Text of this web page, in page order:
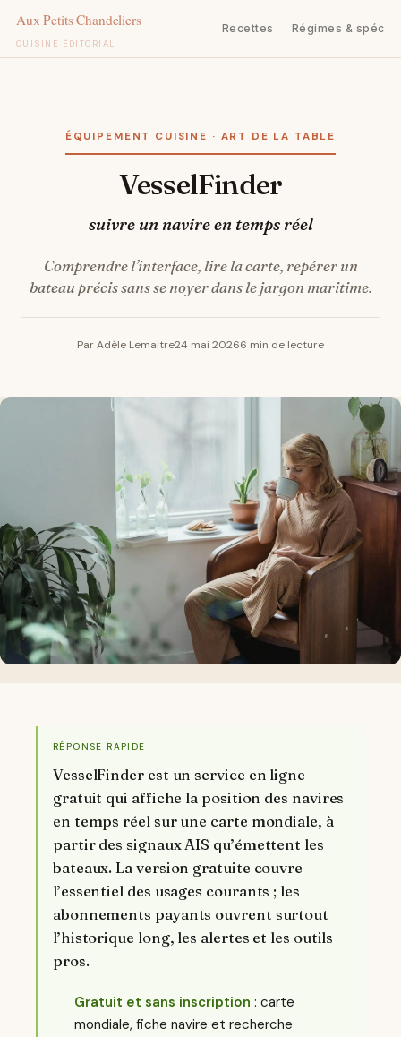
CUISINE ÉDITORIAL
Recettes Régimes &
ÉQUIPEMENT CUISINE · ART DE LA TABLE
VesselFinder
suivre un navire en temps réel
Comprendre l’interface, lire la carte, repérer un
bateau précis sans se noyer dans le jargon maritime.
Par Adèle Lemaitre24 mai 20266 min de lecture
RÉPONSE RAPIDE
VesselFinder est un service en ligne
gratuit qui affiche la position des navires
en temps réel sur une carte mondiale, à
partir des signaux AIS qu’émettent les
bateaux. La version gratuite couvre
l’essentiel des usages courants ; les
abonnements payants ouvrent surtout
l’historique long, les alertes et les outils
pros.
Gratuit et sans inscription : carte
mondiale, fiche navire et recherche